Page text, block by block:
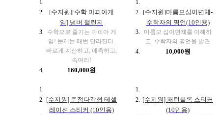
[수지원][수학 마피아게
임] 넘버 챌린지
수학으로 즐기는 마피아 게
임! 문제는 매번 달라진다.
빠르게 계산하고, 예측하고,
속여라!
160,000원
[수지원]마름모십이면체-
수학자의 명언(10인용)
마름모 십이면체를 이해하
고, 수학자의 명언을 발견
10,000원
[수지원] 준정다각형 테셀
레이션 스티커 (10인용)
[수지원] 패턴블록 스티커
(10인용)